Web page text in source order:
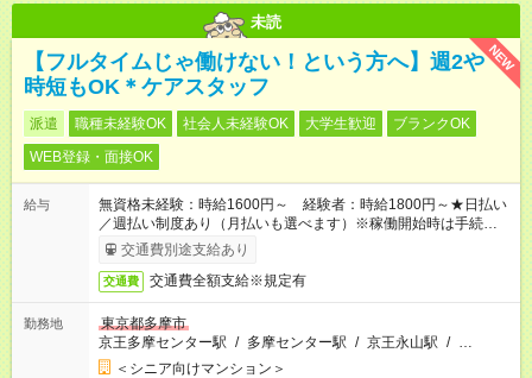
未読
NEW
【フルタイムじゃ働けない！という方へ】週2や
時短もOK＊ケアスタッフ
派遣 職種未経験OK 社会人未経験OK 大学生歓迎
ブランクOK
WEB登録・面接OK
給与
無資格未経験：時給1600円～ 経験者：時給1800円～★日払い
／週払い制度あり（月払いも選べます）※稼働開始時は手続き完
了次第のお支払いとなります。
交通費別途支給あり
交通費 交通費全額支給※規定有
勤務地
東京都多摩市
京王多摩センター駅 / 多摩センター駅 / 京王永山駅 / …
＜シニア向けマンション＞